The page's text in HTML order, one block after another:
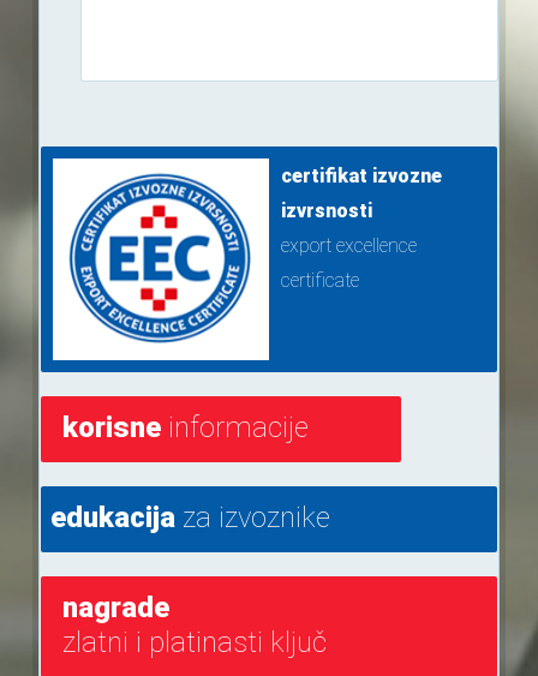
certifikat izvozne
izvrsnosti
export excellence
certificate
korisneinformacije
edukacijaza izvoznike
nagrade
zlatni i platinasti ključ